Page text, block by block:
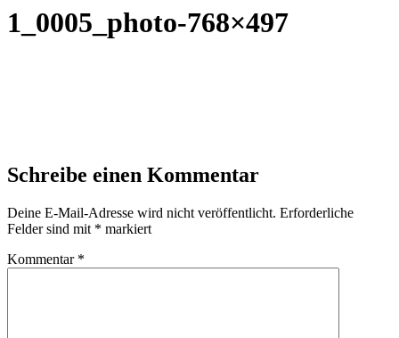
1_0005_photo-768×497
Schreibe einen Kommentar
Deine E-Mail-Adresse wird nicht veröffentlicht. Erforderliche
Felder sind mit * markiert
Kommentar *